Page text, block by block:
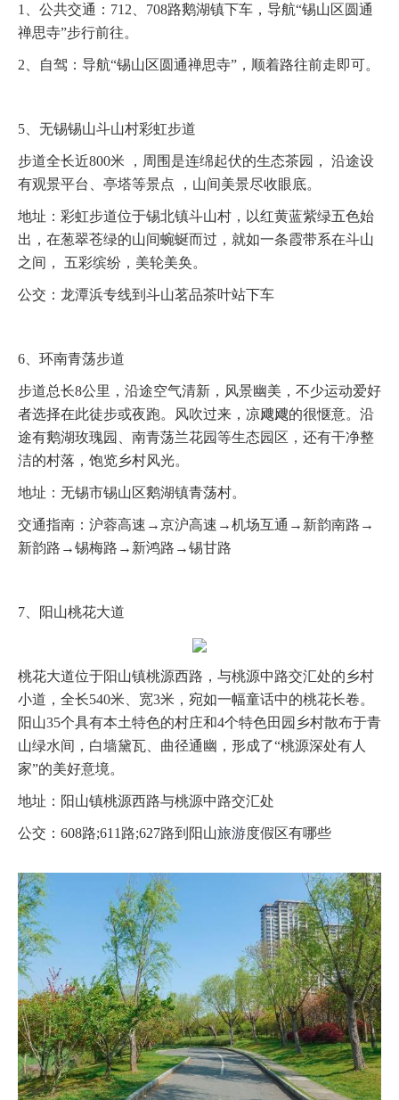
1、公共交通：712、708路鹅湖镇下车，导航“锡山区圆通
禅思寺”步行前往。
2、自驾：导航“锡山区圆通禅思寺”，顺着路往前走即可。
5、无锡锡山斗山村彩虹步道
步道全长近800米 ，周围是连绵起伏的生态茶园， 沿途设
有观景平台、亭塔等景点 ，山间美景尽收眼底。
地址：彩虹步道位于锡北镇斗山村，以红黄蓝紫绿五色始
出，在葱翠苍绿的山间蜿蜒而过，就如一条霞带系在斗山
之间， 五彩缤纷，美轮美奂。
公交：龙潭浜专线到斗山茗品茶叶站下车
6、环南青荡步道
步道总长8公里，沿途空气清新，风景幽美，不少运动爱好
者选择在此徒步或夜跑。风吹过来，凉飕飕的很惬意。沿
途有鹅湖玫瑰园、南青荡兰花园等生态园区，还有干净整
洁的村落，饱览乡村风光。
地址：无锡市锡山区鹅湖镇青荡村。
交通指南：沪蓉高速→京沪高速→机场互通→新韵南路→
新韵路→锡梅路→新鸿路→锡甘路
7、阳山桃花大道
桃花大道位于阳山镇桃源西路，与桃源中路交汇处的乡村
小道，全长540米、宽3米，宛如一幅童话中的桃花长卷。
阳山35个具有本土特色的村庄和4个特色田园乡村散布于青
山绿水间，白墙黛瓦、曲径通幽，形成了“桃源深处有人
家”的美好意境。
地址：阳山镇桃源西路与桃源中路交汇处
公交：608路;611路;627路到阳山旅游度假区有哪些